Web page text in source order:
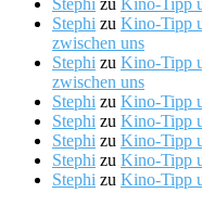
Stephi zu Kino-Tipp
Stephi zu Kino-Tipp
zwischen uns
Stephi zu Kino-Tipp
zwischen uns
Stephi zu Kino-Tipp
Stephi zu Kino-Tipp
Stephi zu Kino-Tipp
Stephi zu Kino-Tipp
Stephi zu Kino-Tipp